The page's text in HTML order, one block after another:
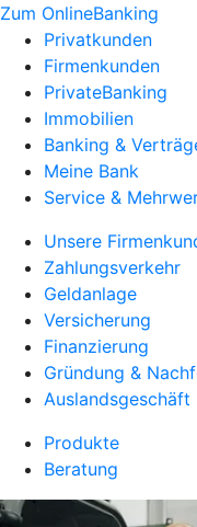
Zum OnlineBanking
Privatkunden
Firmenkunden
PrivateBanking
Immobilien
Banking &
Meine Bank
Service &
Unsere
Zahlungsverkehr
Geldanlage
Versicherung
Finanzierung
Gründung &
Auslandsgeschäft
Produkte
Beratung